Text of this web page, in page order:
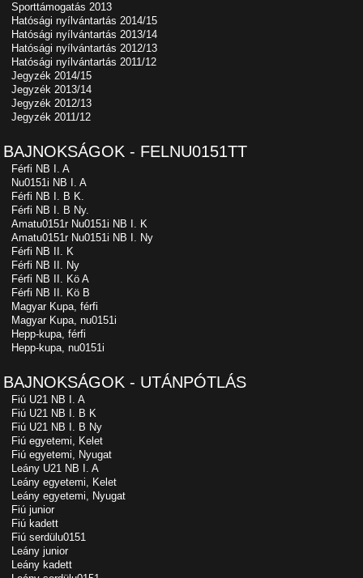
Sporttámogatás 2013
Hatósági nyílvántartás 2014/15
Hatósági nyílvántartás 2013/14
Hatósági nyílvántartás 2012/13
Hatósági nyílvántartás 2011/12
Jegyzék 2014/15
Jegyzék 2013/14
Jegyzék 2012/13
Jegyzék 2011/12
BAJNOKSÁGOK - FELNU0151TT
Férfi NB I. A
Nu0151i NB I. A
Férfi NB I. B K.
Férfi NB I. B Ny.
Amatu0151r Nu0151i NB I. K
Amatu0151r Nu0151i NB I. Ny
Férfi NB II. K
Férfi NB II. Ny
Férfi NB II. Kö A
Férfi NB II. Kö B
Magyar Kupa, férfi
Magyar Kupa, nu0151i
Hepp-kupa, férfi
Hepp-kupa, nu0151i
BAJNOKSÁGOK - UTÁNPÓTLÁS
Fiú U21 NB I. A
Fiú U21 NB I. B K
Fiú U21 NB I. B Ny
Fiú egyetemi, Kelet
Fiú egyetemi, Nyugat
Leány U21 NB I. A
Leány egyetemi, Kelet
Leány egyetemi, Nyugat
Fiú junior
Fiú kadett
Fiú serdülu0151
Leány junior
Leány kadett